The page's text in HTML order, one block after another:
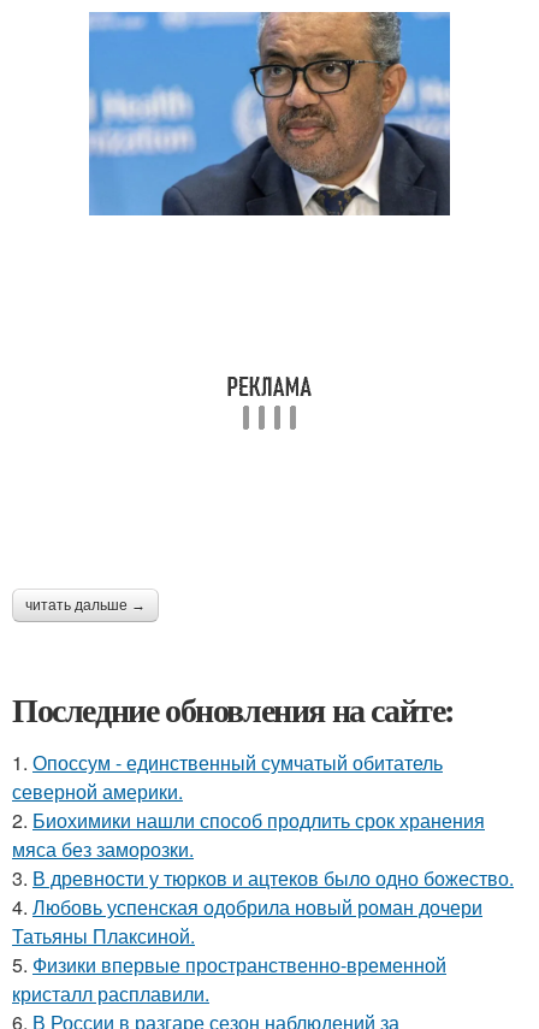
читать дальше →
Последние обновления на сайте:
1. Опоссум - единственный сумчатый обитатель
северной америки.
2. Биохимики нашли способ продлить срок хранения
мяса без заморозки.
3. В древности у тюрков и ацтеков было одно божество.
4. Любовь успенская одобрила новый роман дочери
Татьяны Плаксиной.
5. Физики впервые пространственно-временной
кристалл расплавили.
6. В России в разгаре сезон наблюдений за